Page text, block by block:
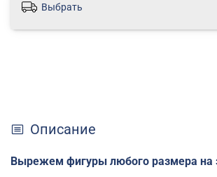
Выбрать
Описание
Вырежем фигуры любого размера на